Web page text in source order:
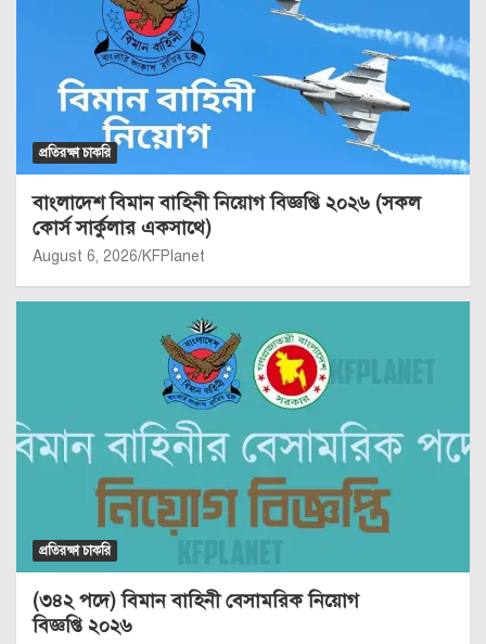
প্রতিরক্ষা চাকরি
বাংলাদেশ বিমান বাহিনী নিয়োগ বিজ্ঞপ্তি ২০২৬ (সকল
কোর্স সার্কুলার একসাথে)
August 6, 2026 KFPlanet
প্রতিরক্ষা চাকরি
(৩৪২ পদে) বিমান বাহিনী বেসামরিক নিয়োগ
বিজ্ঞপ্তি ২০২৬